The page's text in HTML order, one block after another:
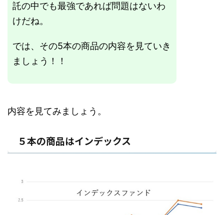
託の中でも最強であれば問題はないわ
けだね。
では、その5本の商品の内容を見ていき
ましょう！！
内容を見てみましょう。
５本の商品はインデックス